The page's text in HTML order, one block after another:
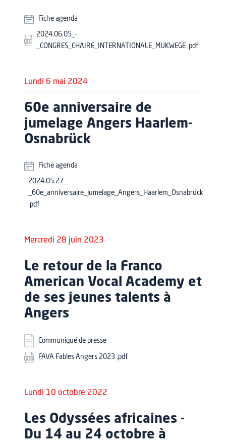
Fiche agenda
2024.06.05_-
_CONGRES_CHAIRE_INTERNATIONALE_MUKWEGE .pdf
Lundi 6 mai 2024
60e anniversaire de
jumelage Angers Haarlem-
Osnabrück
Fiche agenda
2024.05.27_-
_60e_anniversaire_jumelage_Angers_Haarlem_Osnabrück
.pdf
Mercredi 28 juin 2023
Le retour de la Franco
American Vocal Academy et
de ses jeunes talents à
Angers
Communiqué de presse
FAVA Fables Angers 2023 .pdf
Lundi 10 octobre 2022
Les Odyssées africaines -
Du 14 au 24 octobre à